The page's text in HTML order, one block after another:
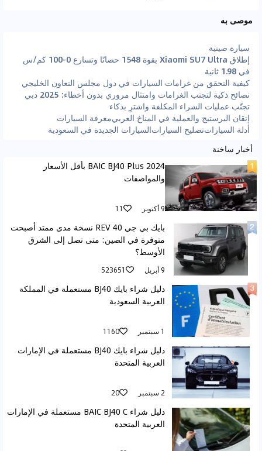
موصى به
سيارة صينية
إطلاق Xiaomi SU7 Ultra بقوة 1548 حصانًا وتسارع 0-100 كم/س
في 1.98 ثانية
كيفية التحقق من غرامات السيارات في دول مجلس التعاون الخليجي
نصائح ذكية لتجنب الغرامات وامتثال مروري بدون أخطاء: 2025 دبي
تجنّب عمليات الشراء المكلفة واشترِ بذكاء
إتقان البرستيج والعملية في المناخ العربيمعرفة السيارات
أدلة السياراتتصليح السياراتالسيارات الجديدة في السعودية
أخبار ساخنة
2024 BAIC BJ40 Plus بأقل الأسعار
والمواصفات
9 أكتوبر 11
بايك بي جي 40 REV نسخة مدى ممتد أصبحت
متوفرة في الصين: متى تصل إلى الشرق
الأوسط؟
9 أبريل 523651
دليل شراء بايك BJ40 مستعملة في المملكة
العربية السعودية
1 سبتمبر 1160
دليل شراء بايك BJ40 مستعملة في الإمارات
العربية المتحدة
2 سبتمبر 20
دليل شراء BAIC BJ40 C مستعملة في الإمارات
العربية المتحدة